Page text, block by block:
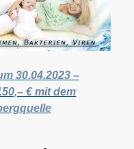
30.04.2023 –
€ mit dem